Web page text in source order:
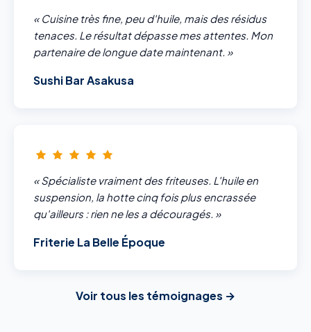
« Cuisine très fine, peu d'huile, mais des résidus
tenaces. Le résultat dépasse mes attentes. Mon
partenaire de longue date maintenant. »
Sushi Bar Asakusa
« Spécialiste vraiment des friteuses. L'huile en
suspension, la hotte cinq fois plus encrassée
qu'ailleurs : rien ne les a découragés. »
Friterie La Belle Époque
Voir tous les témoignages →